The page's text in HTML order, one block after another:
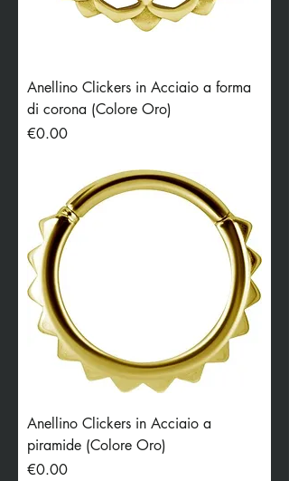
Anellino Clickers in Acciaio a forma
di corona (Colore Oro)
Price
€0.00
Anellino Clickers in Acciaio a
piramide (Colore Oro)
Price
€0.00